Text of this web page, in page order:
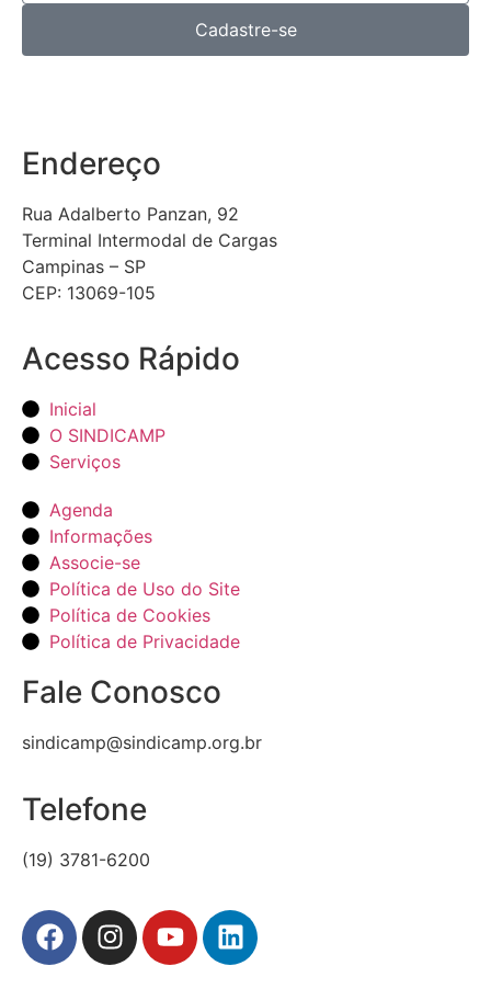
Cadastre-se
Endereço
Rua Adalberto Panzan, 92
Terminal Intermodal de Cargas
Campinas – SP
CEP: 13069-105
Acesso Rápido
Inicial
O SINDICAMP
Serviços
Agenda
Informações
Associe-se
Política de Uso do Site
Política de Cookies
Política de Privacidade
Fale Conosco
sindicamp@sindicamp.org.br
Telefone
(19) 3781-6200